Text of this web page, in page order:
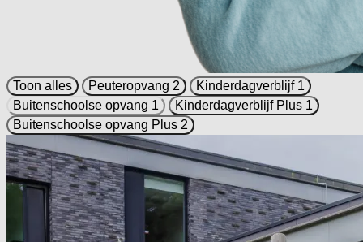
Toon alles Peuteropvang 2 Kinderdagverblijf 1
Buitenschoolse opvang 1 Kinderdagverblijf Plus 1
Buitenschoolse opvang Plus 2